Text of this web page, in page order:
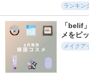
ランキン
「belif
メをピ
メイクア